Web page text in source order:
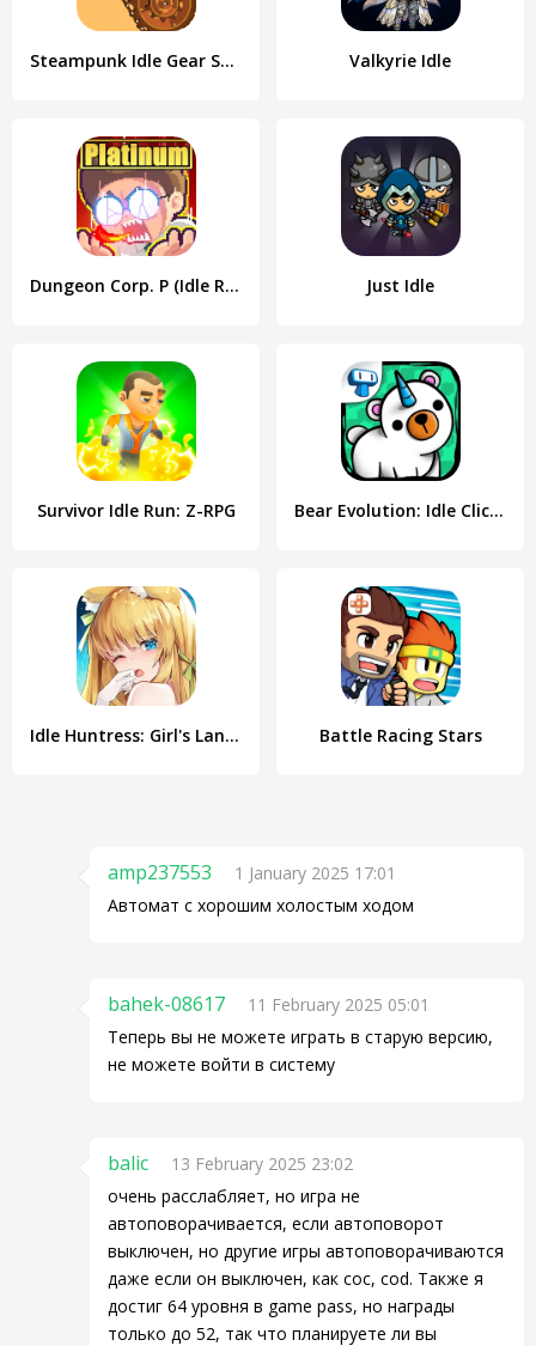
Steampunk Idle Gear Spinner Valkyrie Idle
Dungeon Corp. P (Idle RPG) Just Idle
Survivor Idle Run: Z-RPG Bear Evolution: Idle Clicker
Idle Huntress: Girl's Land EU Battle Racing Stars
amp237553
1 January 2025 17:01
Автомат с хорошим холостым ходом
bahek-08617
11 February 2025 05:01
Теперь вы не можете играть в старую версию,
не можете войти в систему
balic
13 February 2025 23:02
очень расслабляет, но игра не
автоповорачивается, если автоповорот
выключен, но другие игры автоповорачиваются
даже если он выключен, как coc, cod. Также я
достиг 64 уровня в game pass, но награды
только до 52, так что планируете ли вы